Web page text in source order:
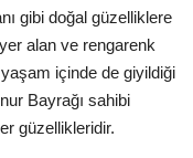
gibi doğal güzelliklere
alan ve rengarenk
içinde de giyildiği
Bayrağı sahibi
güzellikleridir.